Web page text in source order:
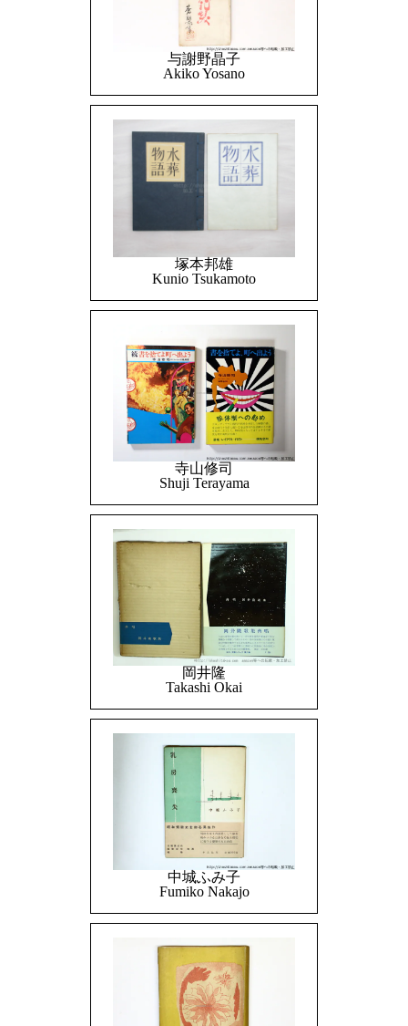
与謝野晶子
Akiko Yosano
塚本邦雄
Kunio Tsukamoto
寺山修司
Shuji Terayama
岡井隆
Takashi Okai
中城ふみ子
Fumiko Nakajo